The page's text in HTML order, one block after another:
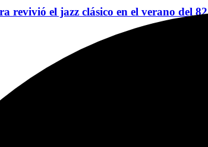
revivió el jazz clásico en el verano del 82